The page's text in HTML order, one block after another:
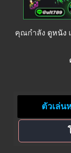
คุณกำลัง ดูหนัง
ตัวเล่น